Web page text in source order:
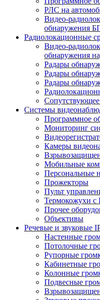
РЛС на
Видео-
обнаружения
Радиолокационные
Видео-
обнаружения
Радары
Радары
Радары
Системы
Программное
Мониторинг
Камеры
Мобильные
Персональные
Прожекторы
Пульт
Термокожухи с
Прочее
Объективы
Речевые и звуковые
Настенные
Потолочные
Рупорные
Кабинетные
Колонные
Подвесные